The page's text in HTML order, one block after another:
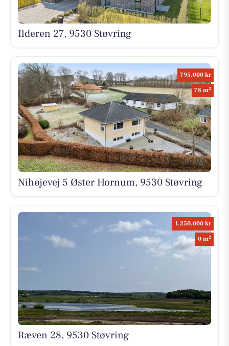
Ilderen 27, 9530 Støvring
795.000 kr
78 m2
Nihøjevej 5 Øster Hornum, 9530 Støvring
1.250.000 kr
0 m2
Ræven 28, 9530 Støvring